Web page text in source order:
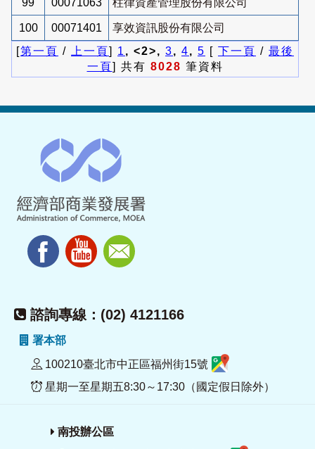
100 00071401
享效資訊股份有限公司
[第一頁 / 上一頁] 1 , <2>, 3, 4, 5 [ 下一頁 / 最後
一頁] 共有 8028 筆資料
諮詢專線：(02) 4121166
署本部
100210臺北市中正區福州街15號
星期一至星期五8:30～17:30（國定假日除外）
南投辦公區